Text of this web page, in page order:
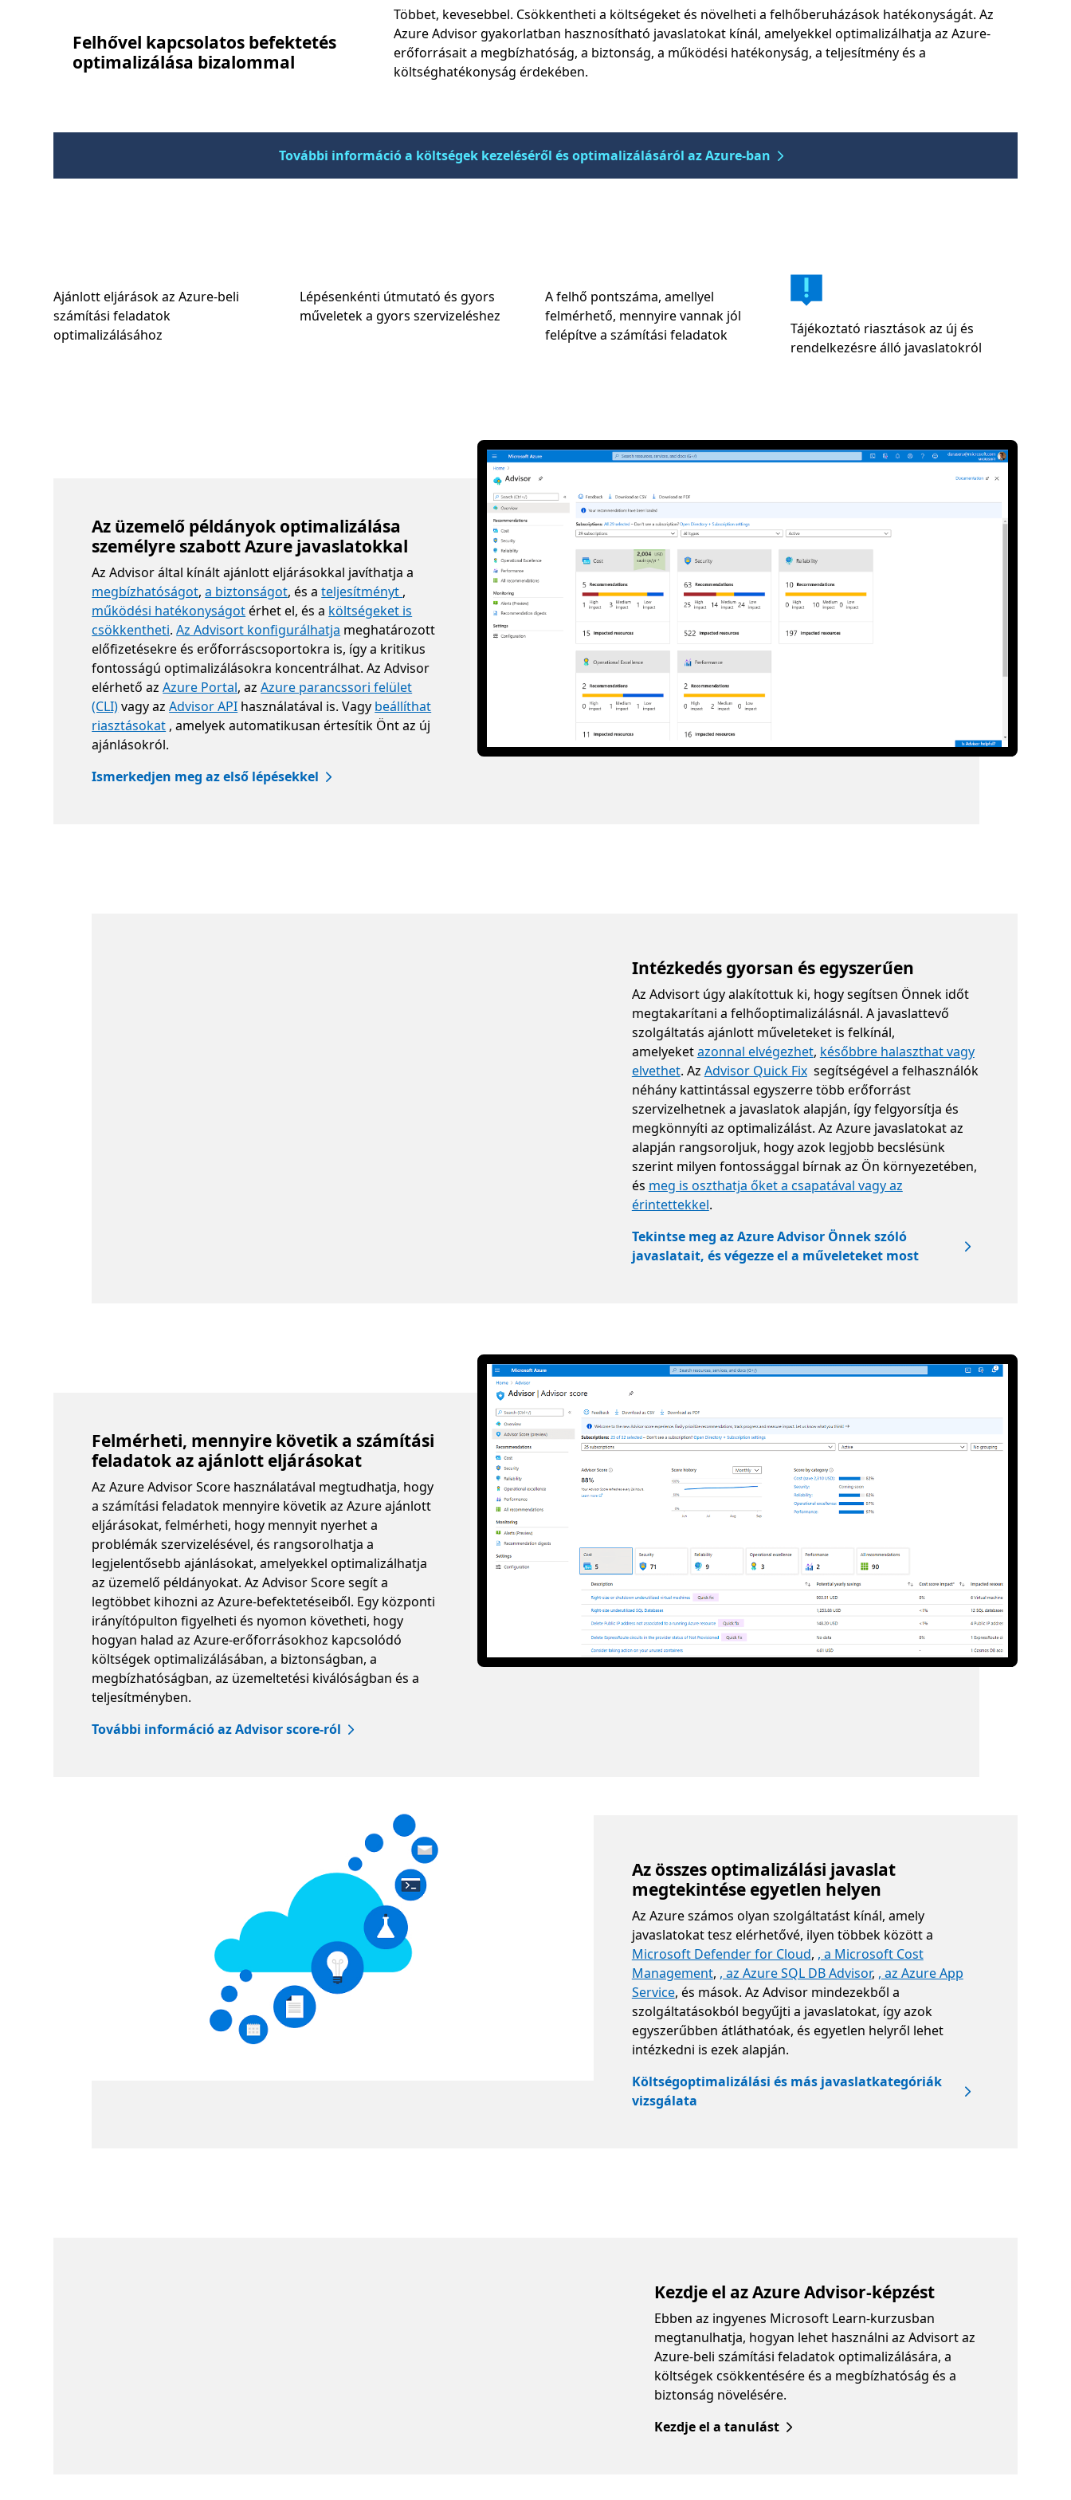
Felhővel kapcsolatos befektetés
optimalizálása bizalommal
Többet, kevesebbel. Csökkentheti a költségeket és növelheti a felhőberuházások hatékonyságát. Az
Azure Advisor gyakorlatban hasznosítható javaslatokat kínál, amelyekkel optimalizálhatja az Azure-
erőforrásait a megbízhatóság, a biztonság, a működési hatékonyság, a teljesítmény és a
költséghatékonyság érdekében.
További információ a költségek kezeléséről és optimalizálásáról az Azure-ban
Ajánlott eljárások az Azure-beli
számítási feladatok
optimalizálásához
Lépésenkénti útmutató és gyors
műveletek a gyors szervizeléshez
A felhő pontszáma, amellyel
felmérhető, mennyire vannak jól
felépítve a számítási feladatok
Tájékoztató riasztások az új és
rendelkezésre álló javaslatokról
Az üzemelő példányok optimalizálása
személyre szabott Azure javaslatokkal
Az Advisor által kínált ajánlott eljárásokkal javíthatja a
megbízhatóságot,a biztonságot, és ateljesítményt ,
működési hatékonyságotérhet el, és a költségeket is
csökkentheti.Az Advisort konfigurálhatja meghatározott
előfizetésekre és erőforráscsoportokra is, így a kritikus
fontosságú optimalizálásokra koncentrálhat. Az Advisor
elérhető azAzure Portal, azAzure parancssori felület
(CLI)vagy azAdvisor API használatával is. Vagy beállíthat
riasztásokat , amelyek automatikusan értesítik Önt az új
ajánlásokról.
Ismerkedjen meg az első lépésekkel
Intézkedés gyorsan és egyszerűen
Az Advisort úgy alakítottuk ki, hogy segítsen Önnek időt
megtakarítani a felhőoptimalizálásnál. A javaslattevő
szolgáltatás ajánlott műveleteket is felkínál,
amelyeketazonnal elvégezhet, későbbre halaszthat vagy
elvethet. Az Advisor Quick Fixsegítségével a felhasználók
néhány kattintással egyszerre több erőforrást
szervizelhetnek a javaslatok alapján, így felgyorsítja és
megkönnyíti az optimalizálást. Az Azure javaslatokat az
alapján rangsoroljuk, hogy azok legjobb becslésünk
szerint milyen fontossággal bírnak az Ön környezetében,
és meg is oszthatja őket a csapatával vagy az
érintettekkel.
Tekintse meg az Azure Advisor Önnek szóló
javaslatait, és végezze el a műveleteket most
Felmérheti, mennyire követik a számítási
feladatok az ajánlott eljárásokat
Az Azure Advisor Score használatával megtudhatja, hogy
a számítási feladatok mennyire követik az Azure ajánlott
eljárásokat, felmérheti, hogy mennyit nyerhet a
problémák szervizelésével, és rangsorolhatja a
legjelentősebb ajánlásokat, amelyekkel optimalizálhatja
az üzemelő példányokat. Az Advisor Score segít a
legtöbbet kihozni az Azure-befektetéseiből. Egy központi
irányítópulton figyelheti és nyomon követheti, hogy
hogyan halad az Azure-erőforrásokhoz kapcsolódó
költségek optimalizálásában, a biztonságban, a
megbízhatóságban, az üzemeltetési kiválóságban és a
teljesítményben.
További információ az Advisor score-ról
Az összes optimalizálási javaslat
megtekintése egyetlen helyen
Az Azure számos olyan szolgáltatást kínál, amely
javaslatokat tesz elérhetővé, ilyen többek között a
Microsoft Defender for Cloud, , a Microsoft Cost
Management, , az Azure SQL DB Advisor, , az Azure App
Service, és mások. Az Advisor mindezekből a
szolgáltatásokból begyűjti a javaslatokat, így azok
egyszerűbben átláthatóak, és egyetlen helyről lehet
intézkedni is ezek alapján.
Költségoptimalizálási és más javaslatkategóriák
vizsgálata
Kezdje el az Azure Advisor-képzést
Ebben az ingyenes Microsoft Learn-kurzusban
megtanulhatja, hogyan lehet használni az Advisort az
Azure-beli számítási feladatok optimalizálására, a
költségek csökkentésére és a megbízhatóság és a
biztonság növelésére.
Kezdje el a tanulást